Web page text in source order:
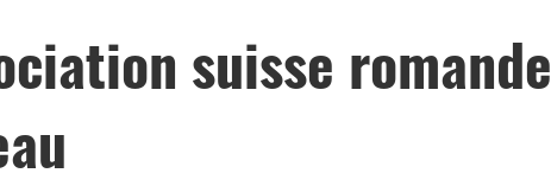
suisse